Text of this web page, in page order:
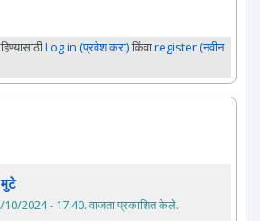
Log in (प्रवेश करा)किंवाregister (नवीन
10/2024 - 17:40. वाजता प्रकाशित केले.